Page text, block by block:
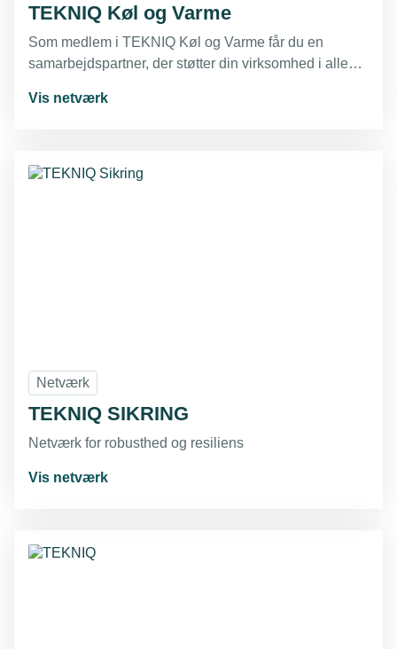
TEKNIQ Køl og Varme
Som medlem i TEKNIQ Køl og Varme får du en
samarbejdspartner, der støtter din virksomhed i alle
hjælpe dig med at drive din virksomhed effektivt,
netværk.
Vis netværk
Netværk
TEKNIQ SIKRING
Netværk for robusthed og resiliens
Vis netværk